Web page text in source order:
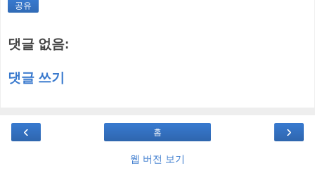
공유
댓글 없음:
댓글 쓰기
‹ ›
홈
웹 버전 보기